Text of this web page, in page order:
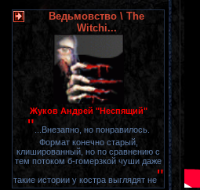
Ведьмовство \ The
Witchi...
Жуков Андрей "Неспящий"
" ...Внезапно, но понравилось.
Формат конечно старый,
клишированный, но по сравнению с
тем потоком б-гомерзкой чуши даже
такие истории у костра выглядят не"